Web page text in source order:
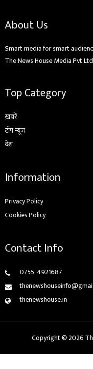
About Us
Smart media for smart
The News House Media Pvt Ltd
Top Category
ख़बरें
टॉप न्यूज़
देश
Information
Privacy Policy
Cookies Policy
Contact Info
0755-4921687
thenewshouse.in
Copyright © 2026